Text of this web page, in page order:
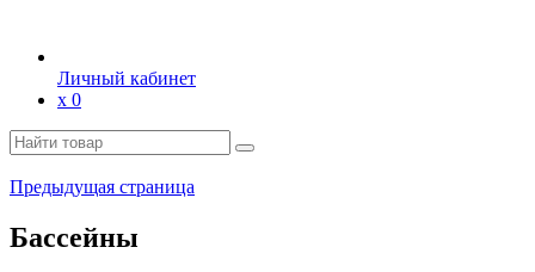
Личный кабинет
х 0
Предыдущая страница
Бассейны